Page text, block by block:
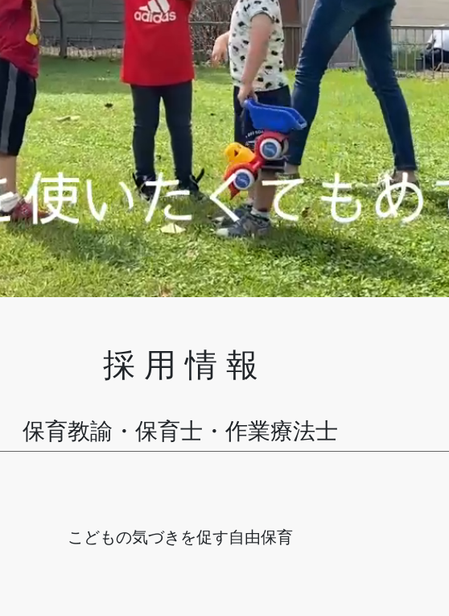
採 用 情 報
保育教諭・保育士・作業療法士
こどもの気づきを促す自由保育